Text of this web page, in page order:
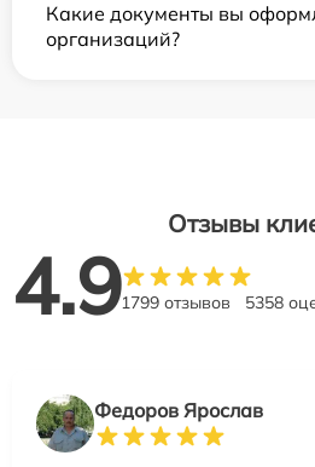
Какие документы вы
организаций?
Отзывы
4.91799 отзывов 5358
Федоров Ярослав